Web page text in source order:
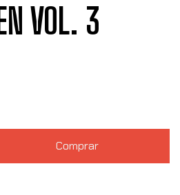
VOL. 3